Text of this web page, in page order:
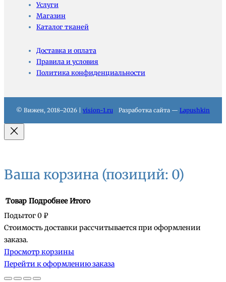
Услуги
Магазин
Каталог тканей
Доставка и оплата
Правила и условия
Политика конфиденциальности
© Вижен, 2018–2026 | vision-1.ru Разработка сайта — Lapushkin
Ваша корзина (позиций: 0)
Товары
в
корзине
Товар Подробнее Итого
Подытог0 ₽
Стоимость доставки рассчитывается при оформлении
заказа.
Просмотр корзины
Перейти к оформлению заказа